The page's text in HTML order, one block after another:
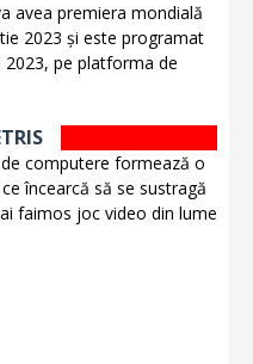
avea premiera mondială
2023 și este programat
pe platforma de
computere formează o
încearcă să se sustragă
faimos joc video din lume